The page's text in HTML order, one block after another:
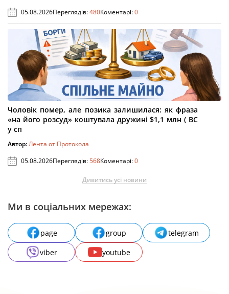
05.08.2026Переглядів:480Коментарі:0
Чоловік помер, але позика залишилася: як фраза
«на його розсуд» коштувала дружині $1,1 млн ( ВС
у сп
Автор:Лента от Протокола
05.08.2026Переглядів:568Коментарі:0
Дивитись усі новини
Ми в соціальних мережах:
page group
telegram
viber
youtube